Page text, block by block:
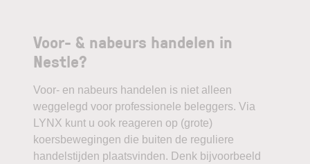
Voor- & nabeurs handelen in
Nestle?
Voor- en nabeurs handelen is niet alleen
weggelegd voor professionele beleggers. Via
LYNX kunt u ook reageren op (grote)
koersbewegingen die buiten de reguliere
handelstijden plaatsvinden. Denk bijvoorbeeld